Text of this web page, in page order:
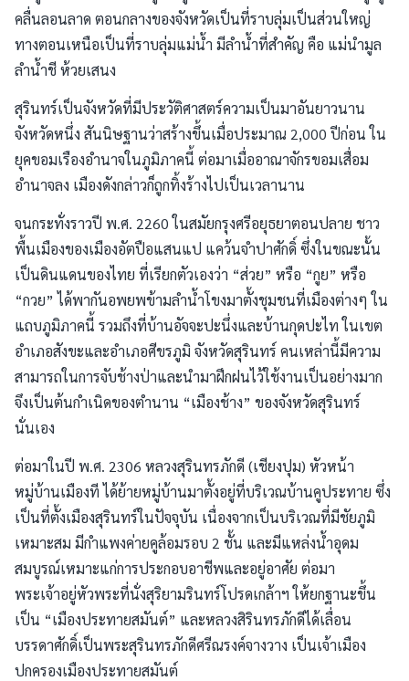
คลื่นลอนลาด ตอนกลางของจังหวัดเป็นที่ราบลุ่มเป็นส่วนใหญ่
ทางตอนเหนือเป็นที่ราบลุ่มแม่น้ำ มีลำน้ำที่สำคัญ คือ แม่นำมูล
ลำน้ำชี ห้วยเสนง
สุรินทร์เป็นจังหวัดที่มีประวัติศาสตร์ความเป็นมาอันยาวนาน
จังหวัดหนึ่ง สันนิษฐานว่าสร้างขึ้นเมื่อประมาณ 2,000 ปีก่อน ใน
ยุคขอมเรืองอำนาจในภูมิภาคนี้ ต่อมาเมื่ออาณาจักรขอมเสื่อม
อำนาจลง เมืองดังกล่าวก็ถูกทิ้งร้างไปเป็นเวลานาน
จนกระทั่งราวปี พ.ศ. 2260 ในสมัยกรุงศรีอยุธยาตอนปลาย ชาว
พื้นเมืองของเมืองอัตปือแสนแป แคว้นจำปาศักดิ์ ซึ่งในขณะนั้น
เป็นดินแดนของไทย ที่เรียกตัวเองว่า “ส่วย” หรือ “กูย” หรือ
“กวย” ได้พากันอพยพข้ามลำน้ำโขงมาตั้งชุมชนที่เมืองต่างๆ ใน
แถบภูมิภาคนี้ รวมถึงที่บ้านอัจจะปะนึ่งและบ้านกุดปะไท ในเขต
อำเภอสังขะและอำเภอศีขรภูมิ จังหวัดสุรินทร์ คนเหล่านี้มีความ
สามารถในการจับช้างป่าและนำมาฝึกฝนไว้ใช้งานเป็นอย่างมาก
จึงเป็นต้นกำเนิดของตำนาน “เมืองช้าง” ของจังหวัดสุรินทร์
นั่นเอง
ต่อมาในปี พ.ศ. 2306 หลวงสุรินทรภักดี (เชียงปุม) หัวหน้า
หมู่บ้านเมืองที ได้ย้ายหมู่บ้านมาตั้งอยู่ที่บริเวณบ้านคูประทาย ซึ่ง
เป็นที่ตั้งเมืองสุรินทร์ในปัจจุบัน เนื่องจากเป็นบริเวณที่มีชัยภูมิ
เหมาะสม มีกำแพงค่ายคูล้อมรอบ 2 ชั้น และมีแหล่งน้ำอุดม
สมบูรณ์เหมาะแก่การประกอบอาชีพและอยู่อาศัย ต่อมา
พระเจ้าอยู่หัวพระที่นั่งสุริยามรินทร์โปรดเกล้าฯ ให้ยกฐานะขึ้น
เป็น “เมืองประทายสมันต์” และหลวงสิรินทรภักดีได้เลื่อน
บรรดาศักดิ์เป็นพระสุรินทรภักดีศรีณรงค์จางวาง เป็นเจ้าเมือง
ปกครองเมืองประทายสมันต์